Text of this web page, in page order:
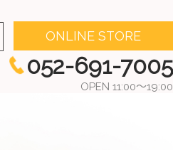
ONLINE STORE
052-691-7005
OPEN 11:00～19:00